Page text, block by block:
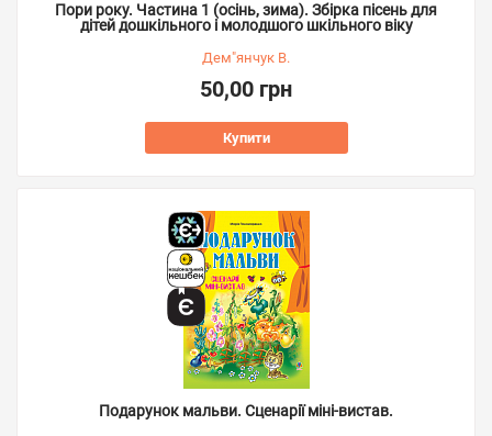
Пори року. Частина 1 (осінь, зима). Збірка пісень для
дітей дошкільного і молодшого шкільного віку
Дем"янчук В.
50,00 грн
Купити
Подарунок мальви. Сценарії міні-вистав.